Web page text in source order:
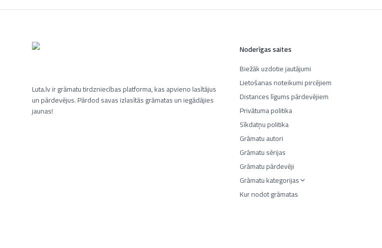
Luta.lv ir grāmatu tirdzniecības platforma, kas apvieno lasītājus
un pārdevējus. Pārdod savas izlasītās grāmatas un iegādājies
jaunas!
Noderīgas saites
Biežāk uzdotie jautājumi
Lietošanas noteikumi pircējiem
Distances līgums pārdevējiem
Privātuma politika
Sīkdatņu politika
Grāmatu autori
Grāmatu sērijas
Grāmatu pārdevēji
Grāmatu kategorijas
Kur nodot grāmatas